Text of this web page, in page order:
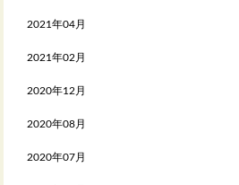
2021年04月
2021年02月
2020年12月
2020年08月
2020年07月